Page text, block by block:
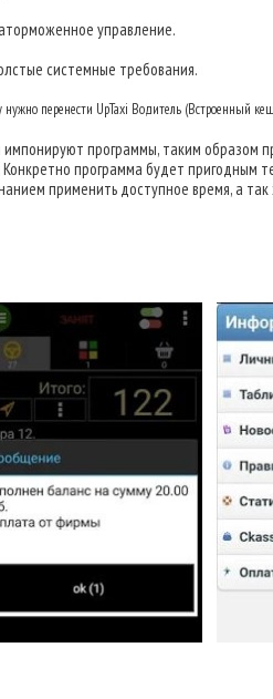
управление.
системные требования.
нужно перенести UpTaxi Водитель (Встроенный
импонируют программы, таким образом
Конкретно программа будет пригодным
применить доступное время, а